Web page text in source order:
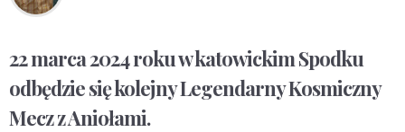
22 marca 2024 roku w katowickim Spodku
odbędzie się kolejny Legendarny Kosmiczny
Mecz z Aniołami.